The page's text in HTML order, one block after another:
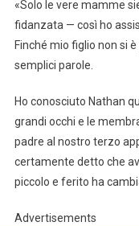
«Solo le vere mamme
fidanzata — così ho
Finché mio figlio non si
semplici parole.
Ho conosciuto Nathan
grandi occhi e le
padre al nostro terzo
certamente detto che
piccolo e ferito ha
Advertisements